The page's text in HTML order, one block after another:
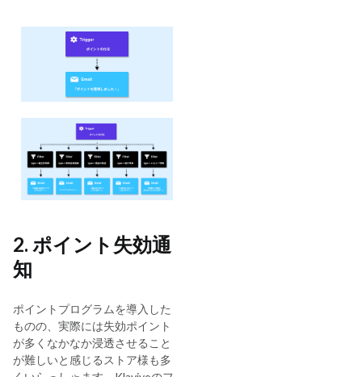
2. ポイント失効通
知
ポイントプログラムを導入した
ものの、実際には失効ポイント
が多くなかなか浸透させること
が難しいと感じるストア様も多